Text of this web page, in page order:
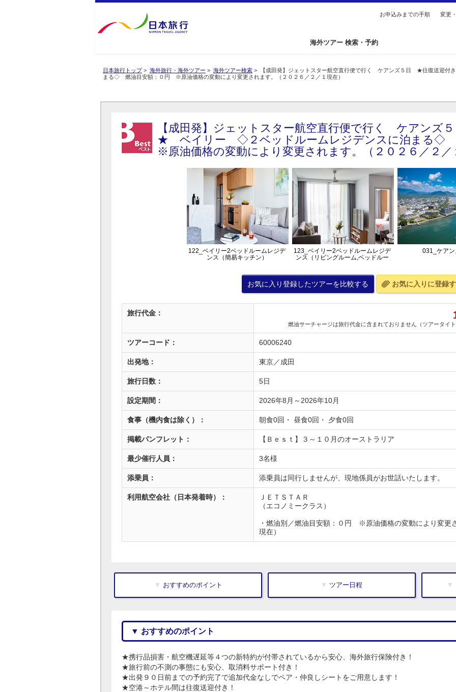
海外ツアー 検索・予約
お申込みまでの手順 変更
日本旅行トップ> 海外旅行・海外ツアー > 海外ツアー検索 > 【成田発】ジェットスター航空直行便で行く ケアンズ５日 ★往復送迎
まる◇ 燃油目安額：０円 ※原油価格の変動により変更されます。（２０２６／２／１現在）
【成田発】ジェットスター航空直行便で行く ケアンズ
★ ベイリー ◇２ベッドルームレジデンスに泊まる◇
※原油価格の変動により変更されます。（２０２６／２／
122_ベイリー2ベッドルームレジデ
ンス（簡易キッチン）
123_ベイリー2ベッドルームレジデ
ンス（リビングルーム,ベッドルー
031_ケアン
お気に入り登録したツアーを比較する お気に入りに登録
旅行代金：
燃油サーチャージは旅行代金に含まれておりません（ツアータイ
ツアーコード： 60006240
出発地： 東京／成田
旅行日数： 5日
設定期間： 2026年8月～2026年10月
食事（機内食は除く）： 朝食0回・ 昼食0回・ 夕食0回
掲載パンフレット： 【Ｂｅｓｔ】３～１０月のオーストラリア
最少催行人員： 3名様
添乗員： 添乗員は同行しませんが、現地係員がお世話いたします。
利用航空会社（日本発着時）：
ＪＥＴＳＴＡＲ
（エコノミークラス）
・燃油別／燃油目安額：０円 ※原油価格の変動により変更
現在）
▼ おすすめのポイント ▼ ツアー日程
▼ おすすめのポイント
★携行品損害・航空機遅延等４つの新特約が付帯されているから安心、海外旅行保険付き！
★旅行前の不測の事態にも安心、取消料サポート付き！
★出発９０日前までの予約完了で追加代金なしでペア・仲良しシートをご用意します！
★空港～ホテル間は往復送迎付き！